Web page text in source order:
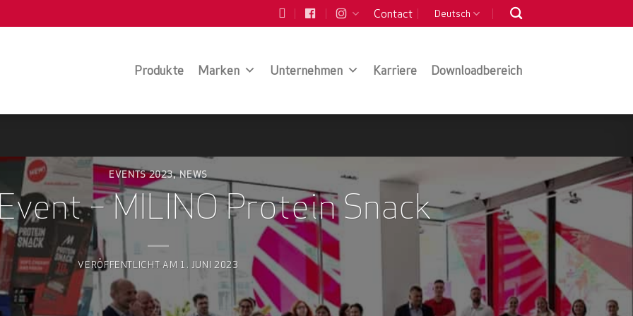
Contact Deutsch
Produkte Marken Unternehmen Karriere Downloadbereich
EVENTS 2023,NEWS
– MILINO Protein Snack
VERÖFFENTLICHT AM 1. JUNI 2023